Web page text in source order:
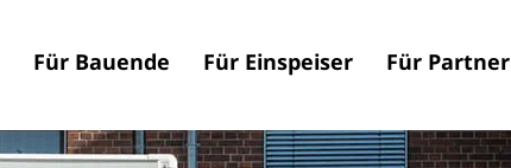
Für Bauende Für Einspeiser Für Partner